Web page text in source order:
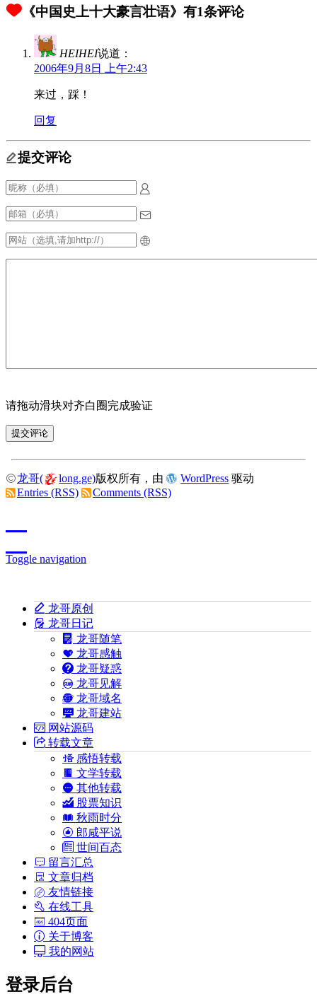
《中国史上十大豪言壮语》有1条评论
HEIHEI说道：
2006年9月8日 上午2:43
来过，踩！
回复
提交评论
请拖动滑块对齐白圈完成验证
龙哥( long.ge)版权所有，由 WordPress 驱动
Entries (RSS)
Comments (RSS)
Toggle navigation
龙哥原创
龙哥日记
龙哥随笔
龙哥感触
龙哥疑惑
龙哥见解
龙哥域名
龙哥建站
网站源码
转载文章
感悟转载
文学转载
其他转载
股票知识
秋雨时分
郎咸平说
世间百态
留言汇总
文章归档
友情链接
在线工具
404页面
关于博客
我的网站
登录后台